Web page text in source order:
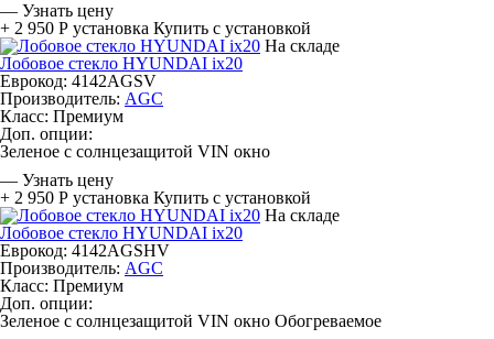
— Узнать цену
+ 2 950 Р установка Купить с установкой
На складе
Лобовое стекло HYUNDAI ix20
Еврокод: 4142AGSV
Производитель: AGC
Класс: Премиум
Доп. опции:
Зеленое с солнцезащитой VIN окно
— Узнать цену
+ 2 950 Р установка Купить с установкой
На складе
Лобовое стекло HYUNDAI ix20
Еврокод: 4142AGSHV
Производитель: AGC
Класс: Премиум
Доп. опции:
Зеленое с солнцезащитой VIN окно Обогреваемое